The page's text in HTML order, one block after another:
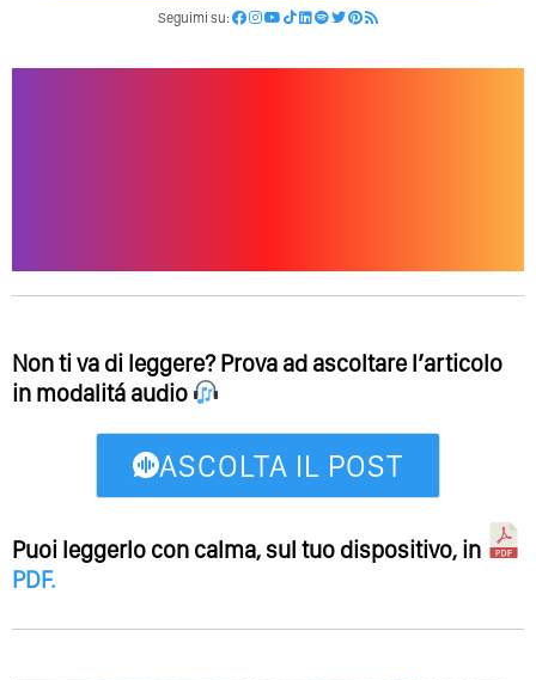
Seguimi su:
Non ti va di leggere? Prova ad ascoltare l’articolo
in modalitá audio
ASCOLTA IL POST
Puoi leggerlo con calma, sul tuo dispositivo, in
PDF.